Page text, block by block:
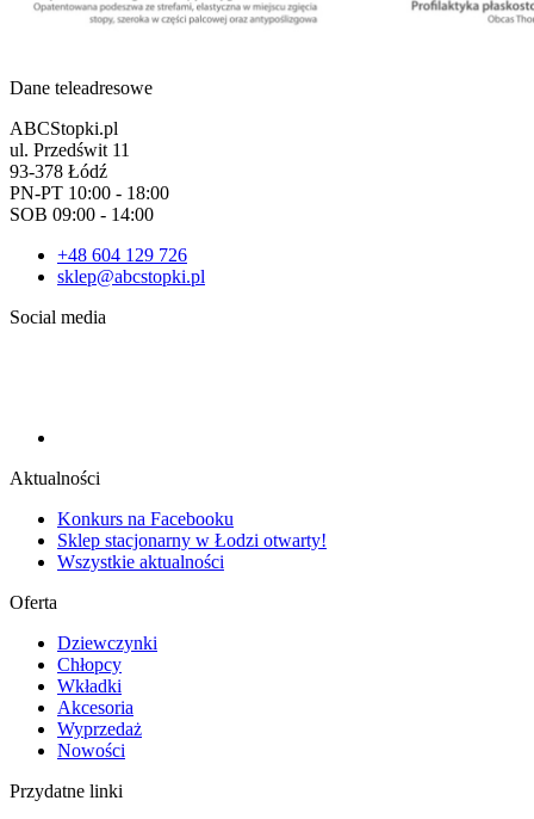
Dane teleadresowe
ABCStopki.pl
ul. Przedświt 11
93-378 Łódź
PN-PT 10:00 - 18:00
SOB 09:00 - 14:00
+48 604 129 726
sklep@abcstopki.pl
Social media
Aktualności
Konkurs na Facebooku
Sklep stacjonarny w Łodzi otwarty!
Wszystkie aktualności
Oferta
Dziewczynki
Chłopcy
Wkładki
Akcesoria
Wyprzedaż
Nowości
Przydatne linki